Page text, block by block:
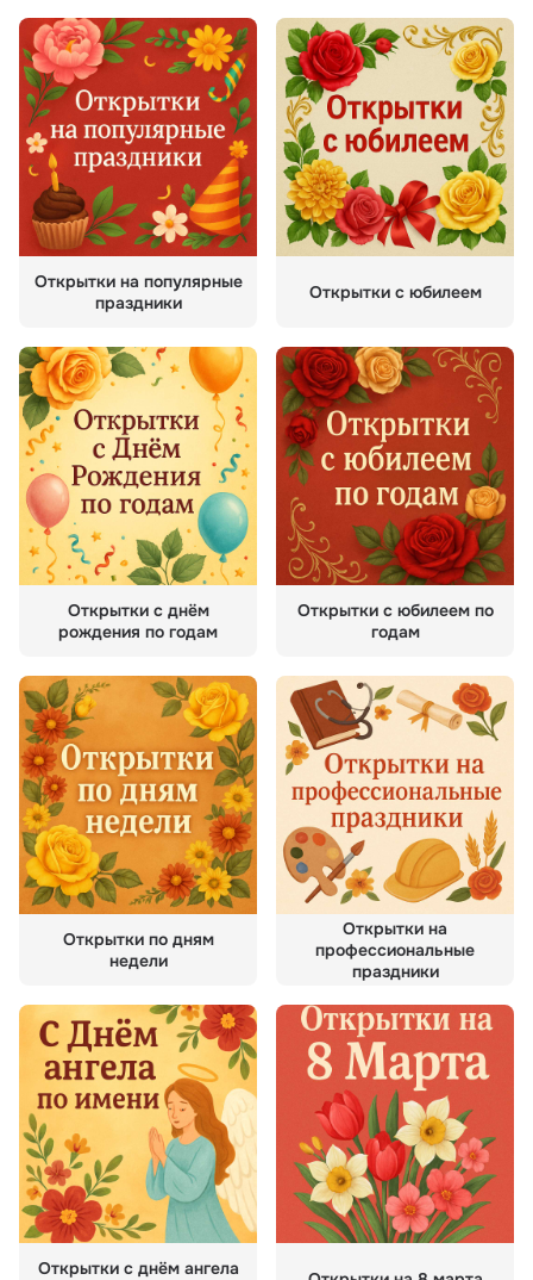
Открытки на популярные
праздники
Открытки с юбилеем
Открытки с днём
рождения по годам
Открытки с юбилеем по
годам
Открытки по дням
недели
Открытки на
профессиональные
праздники
Открытки с днём ангела